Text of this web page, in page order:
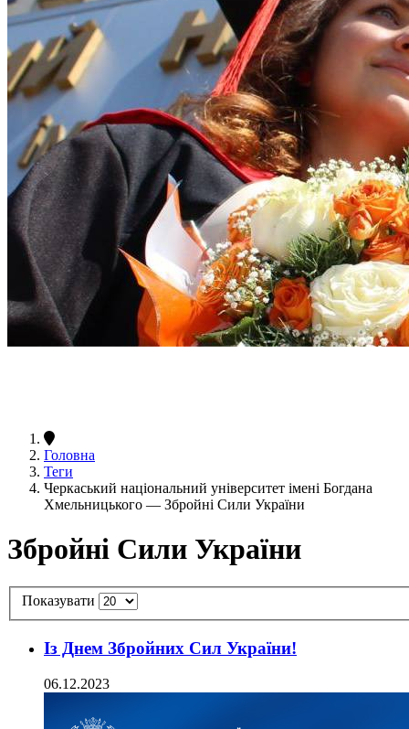
Головна
Теги
Черкаський національний університет імені Богдана
Хмельницького — Збройні Сили України
Збройні Сили України
Показувати
Із Днем Збройних Сил України!
06.12.2023